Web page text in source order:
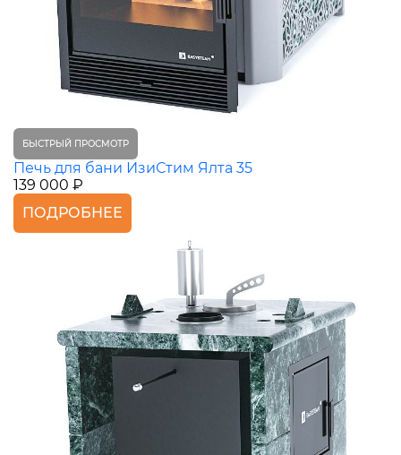
БЫСТРЫЙ ПРОСМОТР
Печь для бани ИзиСтим Ялта 35
139 000 ₽
ПОДРОБНЕЕ